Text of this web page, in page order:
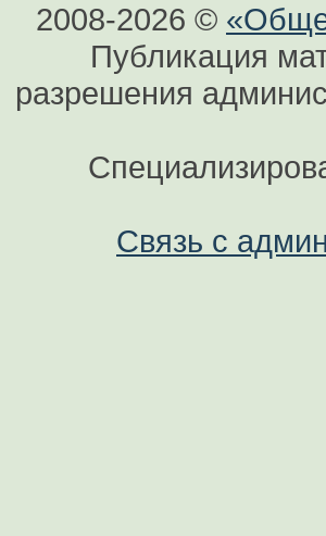
2008-2026 ©
Публикация
разрешения
Связь с